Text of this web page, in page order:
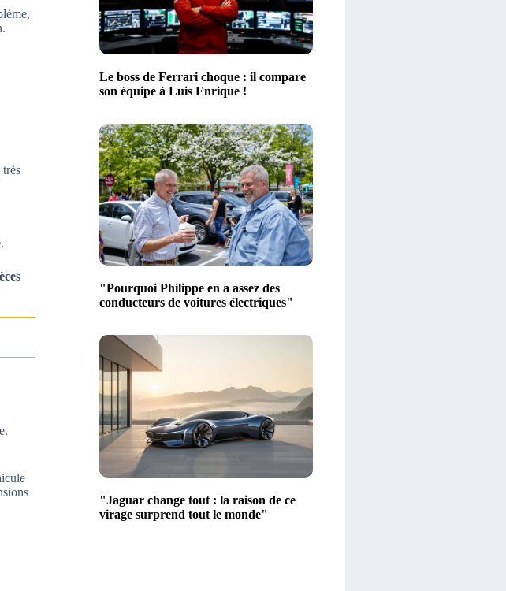
.
Le boss de Ferrari choque : il compare
son équipe à Luis Enrique !
"Pourquoi Philippe en a assez des
conducteurs de voitures électriques"
"Jaguar change tout : la raison de ce
virage surprend tout le monde"